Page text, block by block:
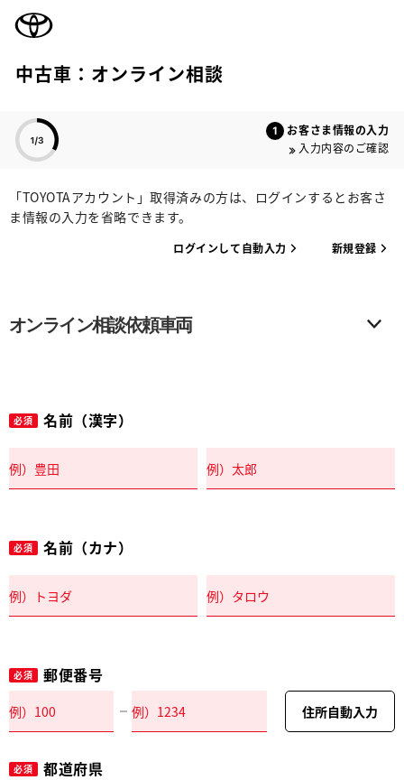
中古車：オンライン相談
お客さま情報の入力
入力内容のご確認
「TOYOTAアカウント」取得済みの方は、ログインするとお客さ
ま情報の入力を省略できます。
ログインして自動入力 新規登録
オンライン相談依頼車両
必須 名前（漢字）
必須 名前（カナ）
必須 郵便番号
住所自動入力
必須 都道府県